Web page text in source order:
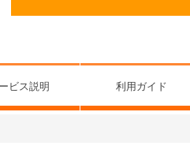
ビス説明 利用ガイド